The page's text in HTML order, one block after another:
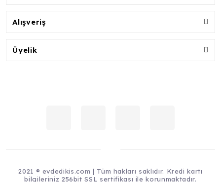
Alışveriş
Üyelik
2021 ® evdedikis.com | Tüm hakları saklıdır. Kredi kartı
bilgileriniz 256bit SSL sertifikası ile korunmaktadır.